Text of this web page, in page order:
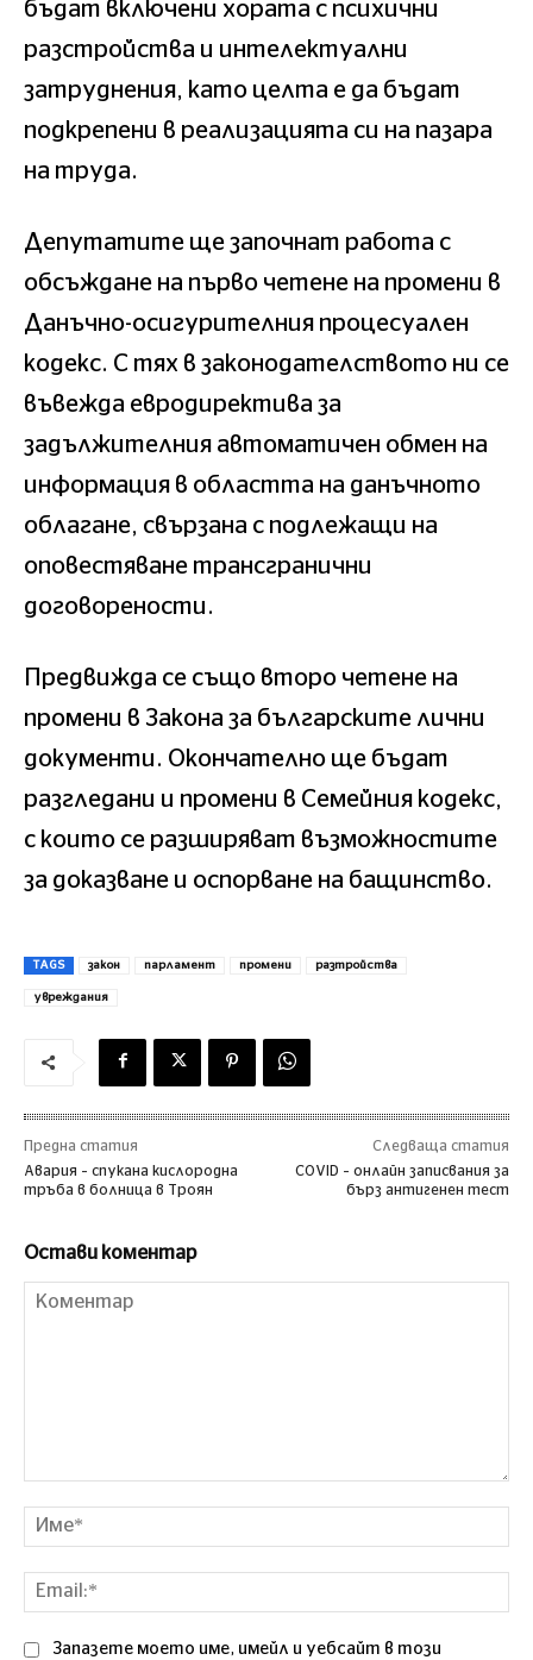
бъдат включени хората с психични
разстройства и интелектуални
затруднения, като целта е да бъдат
подкрепени в реализацията си на пазара
на труда.
Депутатите ще започнат работа с
обсъждане на първо четене на промени в
Данъчно-осигурителния процесуален
кодекс. С тях в законодателството ни се
въвежда евродиректива за
задължителния автоматичен обмен на
информация в областта на данъчното
облагане, свързана с подлежащи на
оповестяване трансгранични
договорености.
Предвижда се също второ четене на
промени в Закона за българските лични
документи. Окончателно ще бъдат
разгледани и промени в Семейния кодекс,
с които се разширяват възможностите
за доказване и оспорване на бащинство.
TAGS закон парламент промени разтройства
увреждания
Предна статия
Авария – спукана кислородна
тръба в болница в Троян
Следваща статия
COVID – онлайн записвания за
бърз антигенен тест
Остави коментар
Запазете моето име, имейл и уебсайт в този